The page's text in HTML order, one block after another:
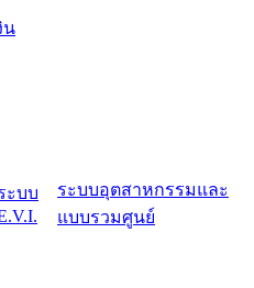
น
ะบบ
ระบบอุตสาหกรรมและ
แบบรวมศูนย์